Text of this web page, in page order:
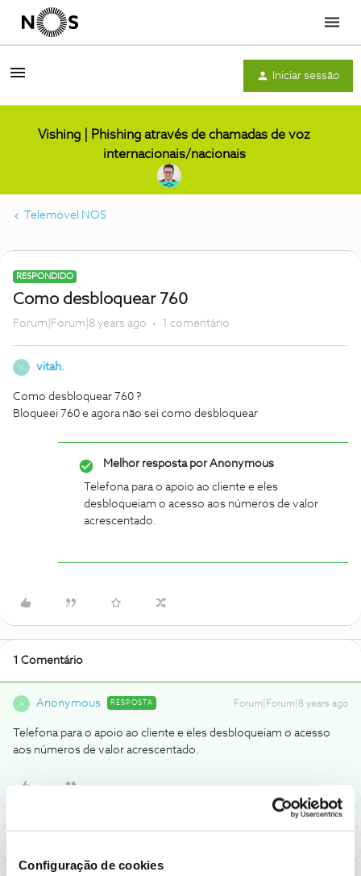
Configuração de cookies
Menu
Iniciar sessão
Vishing | Phishing através de chamadas de voz
internacionais/nacionais
Telemóvel NOS
RESPONDIDO
Como desbloquear 760
Forum|Forum|8 years ago 1 comentário
V vitah.
Como desbloquear 760 ?
Bloqueei 760 e agora não sei como desbloquear
Melhor resposta porAnonymous
Telefona para o apoio ao cliente e eles
desbloqueiam o acesso aos números de valor
acrescentado.
1 Comentário
A Anonymous RESPOSTA Forum|Forum|8 years ago
Telefona para o apoio ao cliente e eles desbloqueiam o acesso
aos números de valor acrescentado.